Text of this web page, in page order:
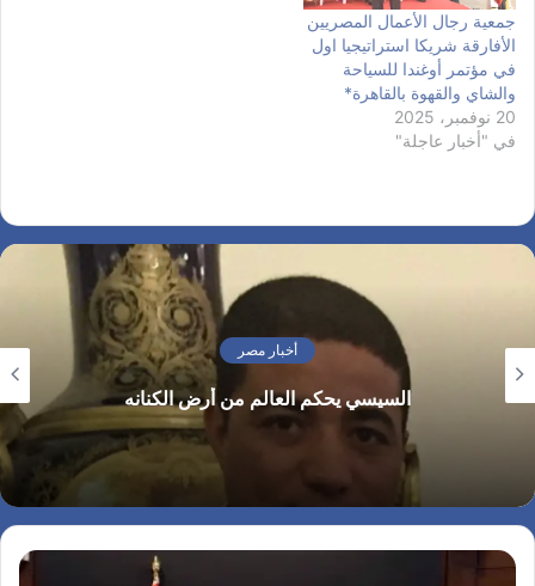
جمعية رجال الأعمال المصريين
الأفارقة شريكا استراتيجيا اول
في مؤتمر أوغندا للسياحة
والشاي والقهوة بالقاهرة*
20 نوفمبر، 2025
في "أخبار عاجلة"
أخبار مصر
السيسي يحكم العالم من أرض الكنانه